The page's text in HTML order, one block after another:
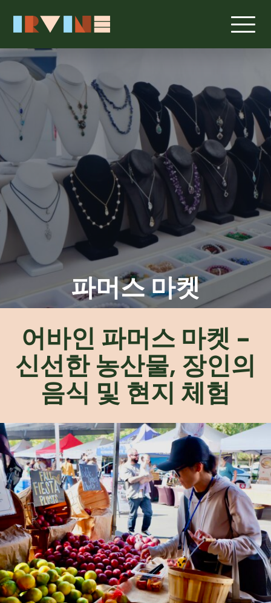
파머스 마켓
어바인 파머스 마켓 -
신선한 농산물, 장인의
음식 및 현지 체험